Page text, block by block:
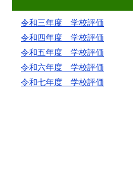
令和三年度 学校評価
令和四年度 学校評価
令和五年度 学校評価
令和六年度 学校評価
令和七年度 学校評価